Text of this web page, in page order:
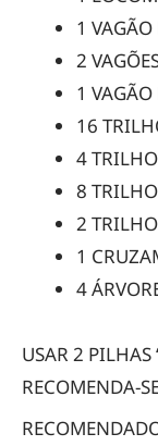
1 VAGÃO
2
1 VAGÃO
16
4
8
2
1
4
USAR 2 PILHAS
RECOMENDA-